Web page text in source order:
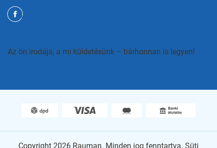
Az ön irodája, a mi küldetésünk – bárhonnan is legyen!
Copyright 2026 Rauman. Minden jog fenntartva. Süti